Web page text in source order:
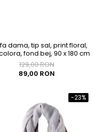
dama, tip sal, print floral,
fond bej, 90 x 180 cm
129,00 RON
89,00 RON
-23%